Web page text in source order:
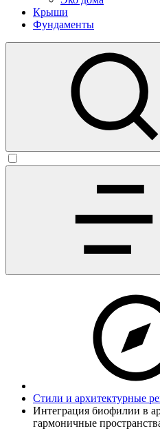
Крыши
Фундаменты
Стили и архитектурные
Интеграция биофилии в
гармоничные